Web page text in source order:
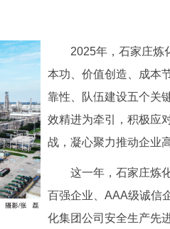
2025年，石家庄炼
本功、价值创造、成本
靠性、队伍建设五个关
效精进为牵引，积极应
战，凝心聚力推动企业
这一年，石家庄炼
百强企业、AAA级诚信
化集团公司安全生产先